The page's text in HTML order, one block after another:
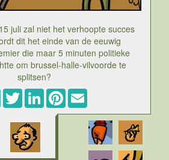
juli zal niet het verhoopte succes
dit het einde van de eeuwig
die maar 5 minuten politieke
om brussel-halle-vilvoorde te
splitsen?
Facebook
TwitterLinkedInPinterest